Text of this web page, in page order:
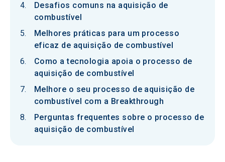
Desafios comuns na aquisição de
combustível
Melhores práticas para um processo
eficaz de aquisição de combustível
Como a tecnologia apoia o processo de
aquisição de combustível
Melhore o seu processo de aquisição de
combustível com a Breakthrough
Perguntas frequentes sobre o processo de
aquisição de combustível